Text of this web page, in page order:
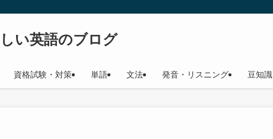
い英語のブログ
資格試験・対策 単語 文法 発音・リスニング 豆知識